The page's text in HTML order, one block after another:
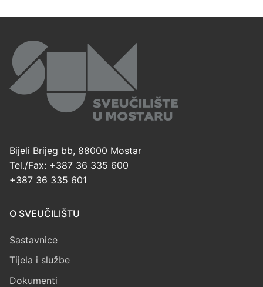
Bijeli Brijeg bb, 88000 Mostar
Tel./Fax: +387 36 335 600
+387 36 335 601
O SVEUČILIŠTU
Sastavnice
Tijela i službe
Dokumenti